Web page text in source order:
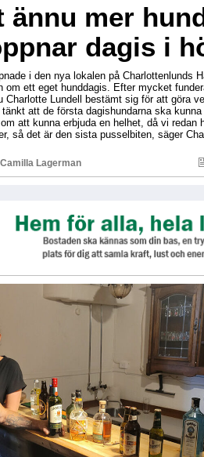
ännu mer
dagis i
i den nya lokalen på Charlottenlunds
om ett eget hunddagis. Efter mycket
Charlotte Lundell bestämt sig för att göra
att de första dagishundarna ska
att kunna erbjuda en helhet, då vi redan
så det är den sista pusselbiten, säger
Camilla Lagerman